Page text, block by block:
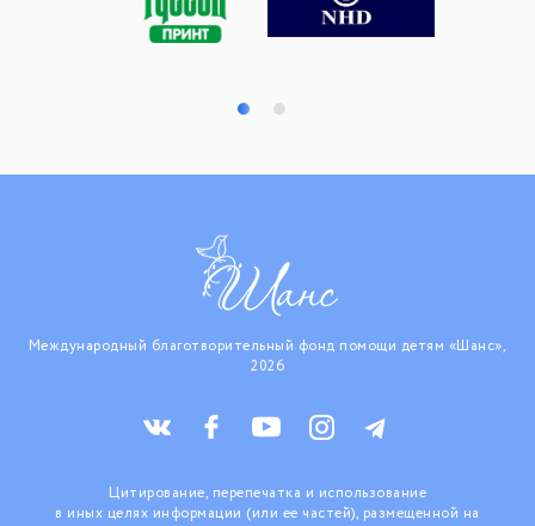
Международный благотворительный фонд помощи детям «Шанс»,
2026
Цитирование, перепечатка и использование
в иных целях информации (или ее частей), размещенной на